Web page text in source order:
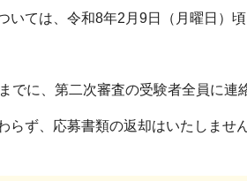
いては、令和8年2月9日（月曜日）頃
でに、第二次審査の受験者全員に連
らず、応募書類の返却はいたしませ